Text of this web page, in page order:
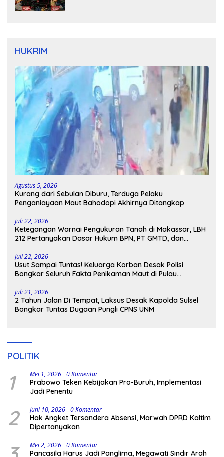
HUKRIM
Agustus 5, 2026
Kurang dari Sebulan Diburu, Terduga Pelaku
Penganiayaan Maut Bahodopi Akhirnya Ditangkap
Juli 22, 2026
Ketegangan Warnai Pengukuran Tanah di Makassar, LBH
212 Pertanyakan Dasar Hukum BPN, PT GMTD, dan
Juli 22, 2026
Usut Sampai Tuntas! Keluarga Korban Desak Polisi
Bongkar Seluruh Fakta Penikaman Maut di Pulau
Juli 21, 2026
2 Tahun Jalan Di Tempat, Laksus Desak Kapolda Sulsel
Bongkar Tuntas Dugaan Pungli CPNS UNM
POLITIK
1 Mei 1, 2026 0 Komentar
Prabowo Teken Kebijakan Pro-Buruh, Implementasi
Jadi Penentu
2 Juni 10, 2026 0 Komentar
Hak Angket Tersandera Absensi, Marwah DPRD Kaltim
Dipertanyakan
Mei 2, 2026 0 Komentar
Pancasila Harus Jadi Panglima, Megawati Sindir Arah